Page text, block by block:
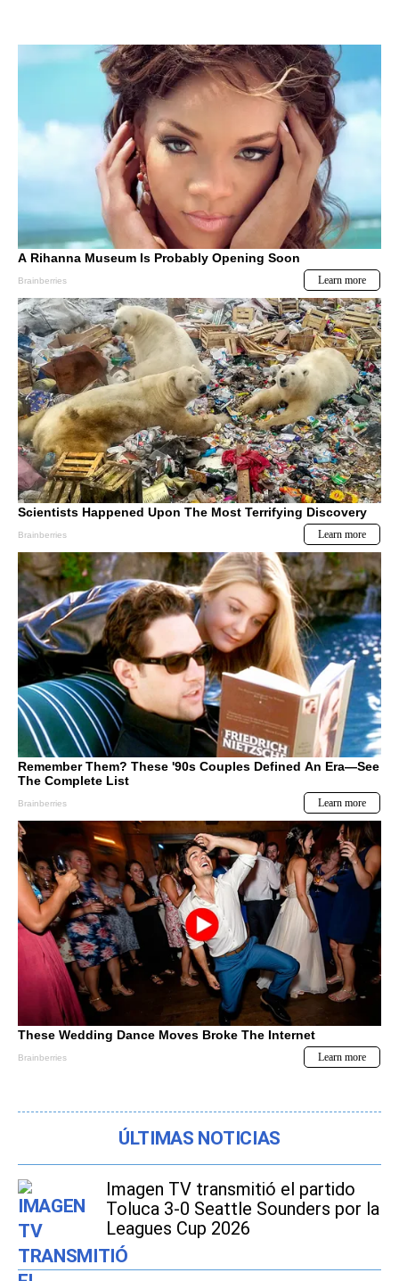
ÚLTIMAS NOTICIAS
Imagen TV transmitió el partido
Toluca 3-0 Seattle Sounders por la
Leagues Cup 2026